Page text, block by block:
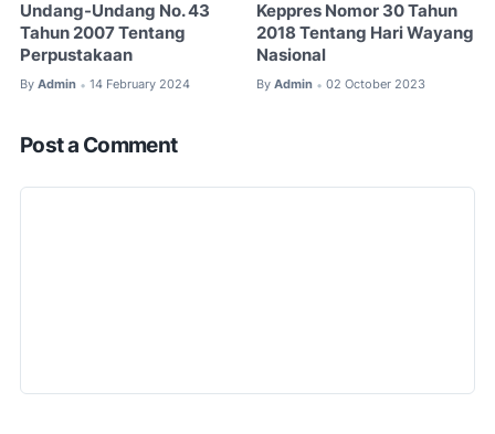
Undang-Undang No. 43
Tahun 2007 Tentang
Perpustakaan
By Admin • 14 February 2024
Keppres Nomor 30 Tahun
2018 Tentang Hari Wayang
Nasional
By Admin • 02 October 2023
Post a Comment